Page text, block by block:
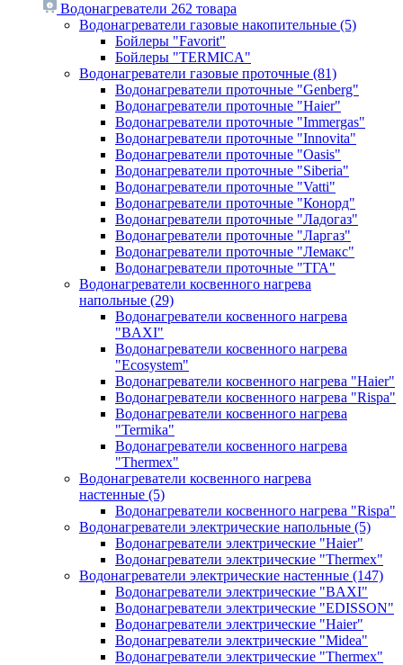
Водонагреватели 262 товара
Водонагреватели газовые накопительные (5)
Бойлеры "Favorit"
Бойлеры "TERMICA"
Водонагреватели газовые проточные (81)
Водонагреватели проточные "Genberg"
Водонагреватели проточные "Haier"
Водонагреватели проточные "Immergas"
Водонагреватели проточные "Innovita"
Водонагреватели проточные "Oasis"
Водонагреватели проточные "Siberia"
Водонагреватели проточные "Vatti"
Водонагреватели проточные "Конорд"
Водонагреватели проточные "Ладогаз"
Водонагреватели проточные "Ларгаз"
Водонагреватели проточные "Лемакс"
Водонагреватели проточные "ТГА"
Водонагреватели косвенного нагрева
напольные (29)
Водонагреватели косвенного нагрева
"BAXI"
Водонагреватели косвенного нагрева
"Ecosystem"
Водонагреватели косвенного нагрева "Haier"
Водонагреватели косвенного нагрева "Rispa"
Водонагреватели косвенного нагрева
"Termika"
Водонагреватели косвенного нагрева
"Thermex"
Водонагреватели косвенного нагрева
настенные (5)
Водонагреватели косвенного нагрева "Rispa"
Водонагреватели электрические напольные (5)
Водонагреватели электрические "Haier"
Водонагреватели электрические "Thermex"
Водонагреватели электрические настенные (147)
Водонагреватели электрические "BAXI"
Водонагреватели электрические "EDISSON"
Водонагреватели электрические "Haier"
Водонагреватели электрические "Midea"
Водонагреватели электрические "Thermex"